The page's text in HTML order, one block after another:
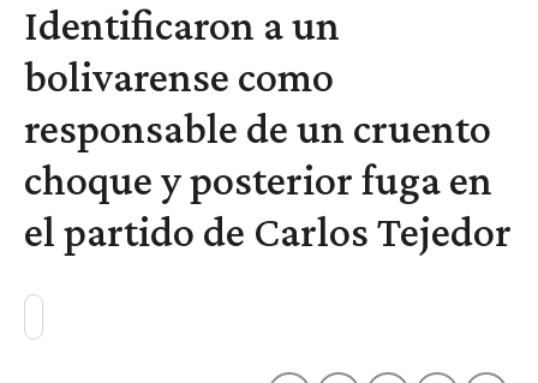
Identificaron a un
bolivarense como
responsable de un cruento
choque y posterior fuga en
el partido de Carlos Tejedor